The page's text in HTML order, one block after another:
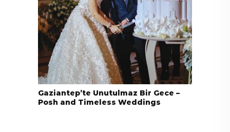
Gaziantep’te Unutulmaz Bir Gece –
Posh and Timeless Weddings